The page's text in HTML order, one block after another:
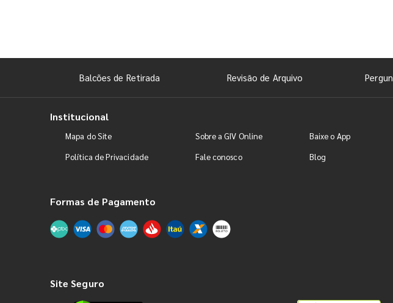
Balcões de Retirada Revisão de Arquivo
Institucional
Mapa do Site Sobre a GIV Online Baixe o App
Política de Privacidade
Fale conosco Blog
Formas de Pagamento
Site Seguro